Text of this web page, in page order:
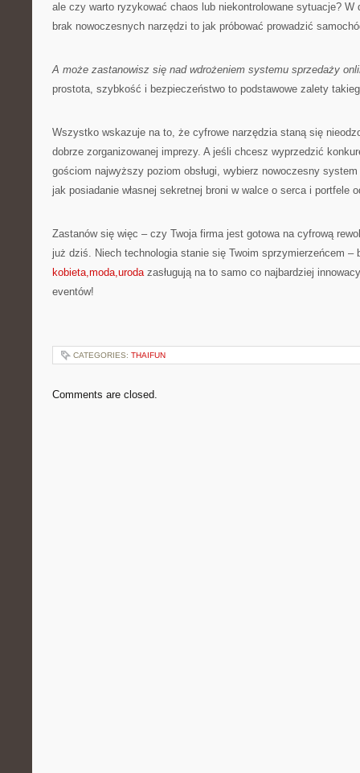
ale czy warto ryzykować chaos lub niekontrolowane sytuacje? W
brak nowoczesnych narzędzi to jak próbować prowadzić
A może zastanowisz się nad wdrożeniem systemu sprzedaży
prostota, szybkość i bezpieczeństwo to podstawowe zalety
Wszystko wskazuje na to, że cyfrowe narzędzia staną się
dobrze zorganizowanej imprezy. A jeśli chcesz wyprzedzić
gościom najwyższy poziom obsługi, wybierz nowoczesny
jak posiadanie własnej sekretnej broni w walce o serca i portfele
Zastanów się więc – czy Twoja firma jest gotowa na cyfrową
już dziś. Niech technologia stanie się Twoim sprzymierzeńcem –
kobieta,moda,urodazasługują na to samo co najbardziej
eventów!
CATEGORIES: THAIFUN
Comments are closed.